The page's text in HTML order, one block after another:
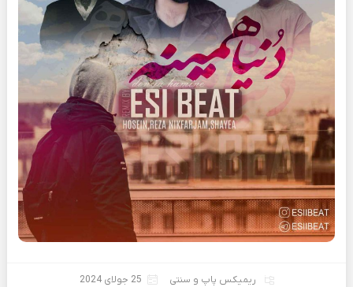
ریمیکس پاپ و سنتی 25 جولای 2024